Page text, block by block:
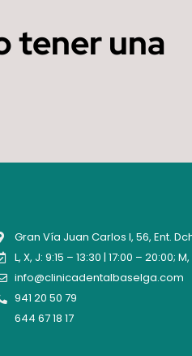
tener una
Gran Vía Juan Carlos I, 56, Ent.
L, X, J: 9:15 – 13:30 | 17:00 – 20:00;
info@clinicadentalbaselga.com
941 20 50 79
644 67 18 17